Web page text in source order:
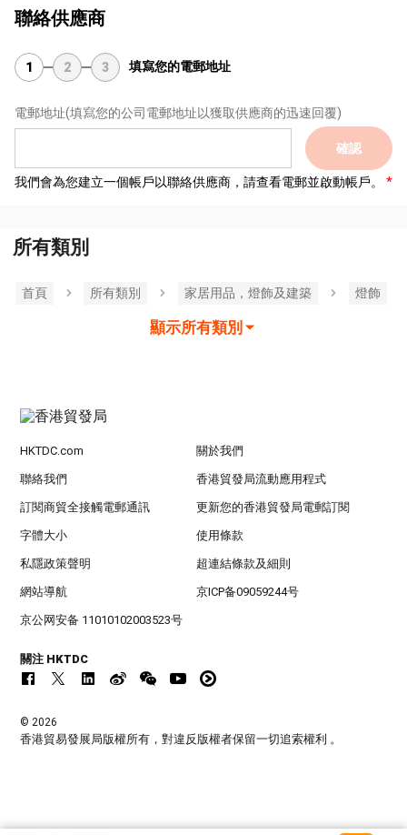
聯絡供應商
1 2 3 填寫您的電郵地址
電郵地址(填寫您的公司電郵地址以獲取供應商的迅速回覆)
確認
我們會為您建立一個帳戶以聯絡供應商，請查看電郵並啟動帳戶。
所有類別
首頁 所有類別 家居用品，燈飾及建築 燈飾
顯示所有類別
HKTDC.com 關於我們
聯絡我們 香港貿發局流動應用程式
訂閱商貿全接觸電郵通訊 更新您的香港貿發局電郵訂閱
字體大小 使用條款
私隱政策聲明 超連結條款及細則
網站導航 京ICP备09059244号
京公网安备 11010102003523号
關注 HKTDC
© 2026
香港貿易發展局版權所有，對違反版權者保留一切追索權利 。